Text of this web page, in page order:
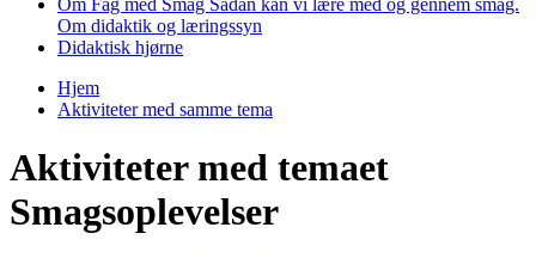
Om didaktik og læringssyn
Didaktisk hjørne
Du er her
Hjem
Aktiviteter med samme tema
Aktiviteter med temaet
Smagsoplevelser